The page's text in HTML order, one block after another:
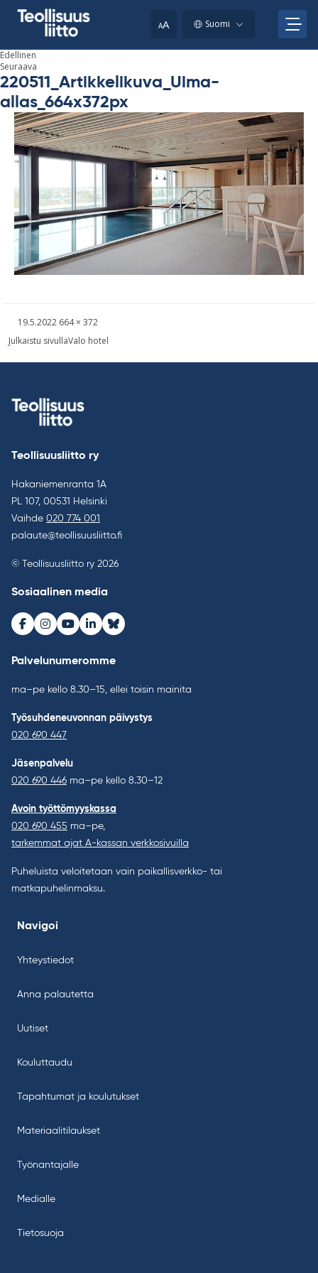
AA Suomi
Edellinen
Seuraava
220511_Artikkelikuva_Uima-
allas_664x372px
Kirjoitettu
19.5.2022 Täysikokoinen
664 × 372
Artikkelien
Julkaistu sivullaValo hotel
clipboard.)
Teollisuusliitto ry
Hakaniemenranta 1A
PL 107, 00531 Helsinki
Vaihde 020 774 001
palaute@teollisuusliitto.fi
© Teollisuusliitto ry 2026
Sosiaalinen media
Facebook
Instagram
Youtube
LinkedInBluesky
Palvelunumeromme
ma–pe kello 8.30–15, ellei toisin mainita
Työsuhdeneuvonnan päivystys
020 690 447
Jäsenpalvelu
020 690 446 ma–pe kello 8.30–12
Avoin työttömyyskassa
020 690 455 ma–pe,
tarkemmat ajat A-kassan verkkosivuilla
Puheluista veloitetaan vain paikallisverkko- tai
matkapuhelinmaksu.
Navigoi
Yhteystiedot
Anna palautetta
Uutiset
Kouluttaudu
Tapahtumat ja koulutukset
Materiaalitilaukset
Työnantajalle
Medialle
Tietosuoja